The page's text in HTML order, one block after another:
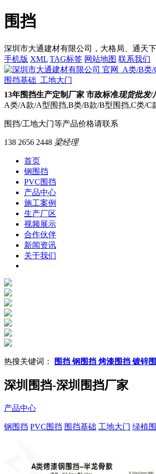
围挡
深圳市大通建材有限公司，大格局、通天下
手机版 XML TAG标签 网站地图 联系我们
13年围挡生产定制厂家 市政标准现货批发/
A类/A款/A型围挡,B类/B款/B型围挡,C类/C
围挡/工地大门等产品价格请联系
138 2656 2448 梁经理
首页
钢围挡
PVC围挡
产品中心
施工案例
生产厂区
视频展示
合作伙伴
新闻资讯
关于我们
热搜关键词： 围挡 钢围挡 烤漆围挡 镀锌
深圳围挡-深圳围挡厂家
产品中心
钢围挡 PVC围挡 围挡基础 工地大门 绿植